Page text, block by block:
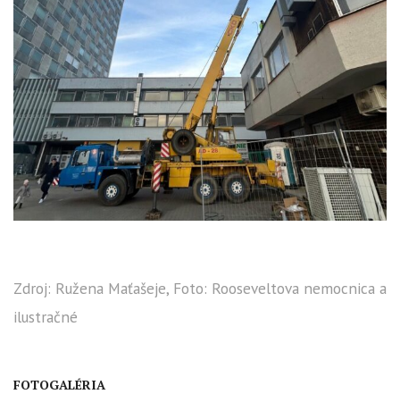
Zdroj: Ružena Maťašeje, Foto: Rooseveltova nemocnica a
ilustračné
FOTOGALÉRIA